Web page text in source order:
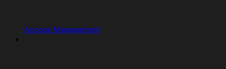
Access Management